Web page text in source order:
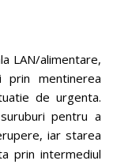
LAN/alimentare,
prin mentinerea
de urgenta.
pentru a
iar starea
prin intermediul